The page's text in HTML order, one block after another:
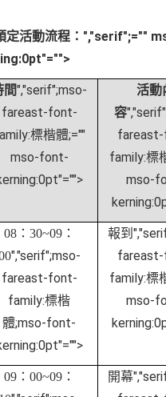
定活動流程： ","serif";=""
間","serif";mso-
fareast-font-
標楷體;=""
mso-font-
活動
容
family:標
mso-
08： 30~09：
","serif";mso-
fareast-font-
family:標楷
體;mso-font-
報到
family:標
mso-
09： 00~09：
開幕